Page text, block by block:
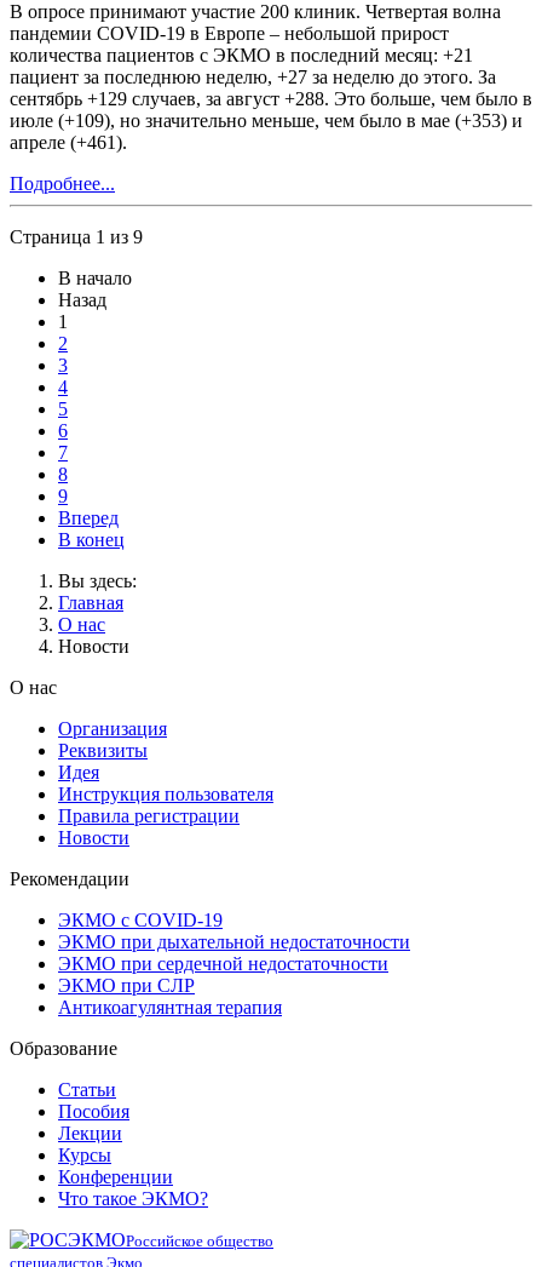
В опросе принимают участие 200 клиник. Четвертая волна
пандемии COVID-19 в Европе – небольшой прирост
количества пациентов с ЭКМО в последний месяц: +21
пациент за последнюю неделю, +27 за неделю до этого. За
сентябрь +129 случаев, за август +288. Это больше, чем было в
июле (+109), но значительно меньше, чем было в мае (+353) и
апреле (+461).
Подробнее...
Страница 1 из 9
В начало
Назад
1
2
3
4
5
6
7
8
9
Вперед
В конец
Вы здесь:
Главная
О нас
Новости
О нас
Организация
Реквизиты
Идея
Инструкция пользователя
Правила регистрации
Новости
Рекомендации
ЭКМО с COVID-19
ЭКМО при дыхательной недостаточности
ЭКМО при сердечной недостаточности
ЭКМО при СЛР
Антикоагулянтная терапия
Образование
Статьи
Пособия
Лекции
Курсы
Конференции
Что такое ЭКМО?
Российское общество
специалистов Экмо